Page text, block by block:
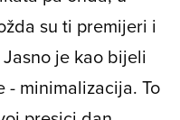
su ti premijeri i
je kao bijeli
minimalizacija. To